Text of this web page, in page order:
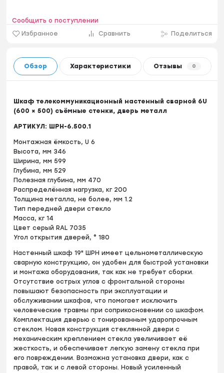
Избранное Сравнить Поделиться
Сообщить о поступлении
Обзор Характеристики Отзывы 0
Шкаф телекоммуникационный настенный сварной 6U
(600 × 500) съёмные стенки, дверь металл
АРТИКУЛ: ШРН-6.500.1
Монтажная ёмкость, U 6
Высота, мм 346
Ширина, мм 599
Глубина, мм 529
Полезная глубина, мм 470
Распределённая нагрузка, кг 200
Толщина металла, не более, мм 1.2
Тип передней двери стекло
Масса, кг 14
Цвет серый RAL 7035
Угол открытия дверей, ° 180
Настенный шкаф 19" ШРН имеет цельнометаллическую
сварную конструкцию, он удобен для быстрой установки
и монтажа оборудования, так как не требует сборки.
Отсутствие острых углов с фронтальной стороны
повышают безопасность при эксплуатации и
обслуживании шкафов, что помогает исключить
человеческие травмы при соприкосновении со шкафом.
Комплектация дверью с тонированным ударопрочным
стеклом. Новая конструкция стеклянной двери с
механическим креплением стекла увеличивает её
жесткость, и обеспечивает легкую замену стекла при
его повреждении. Возможна установка двери, как с
правой, так и с левой стороны. Новый усиленный